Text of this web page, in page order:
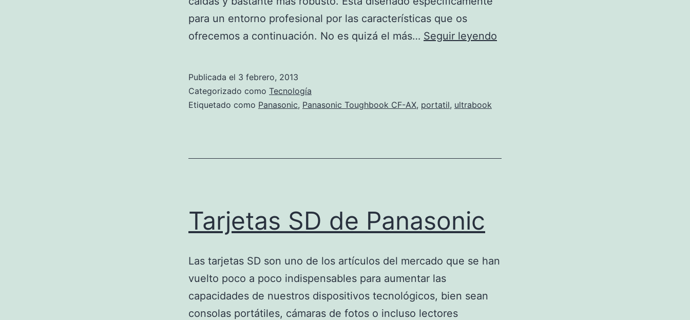
para un entorno profesional por las características que os
ofrecemos a continuación. No es quizá el más… Seguir leyendo
Publicada el 3 febrero, 2013
Categorizado como Tecnología
Etiquetado como Panasonic, Panasonic Toughbook CF-AX, portatil, ultrabook
Tarjetas SD de Panasonic
Las tarjetas SD son uno de los artículos del mercado que se han
vuelto poco a poco indispensables para aumentar las
capacidades de nuestros dispositivos tecnológicos, bien sean
consolas portátiles, cámaras de fotos o incluso lectores